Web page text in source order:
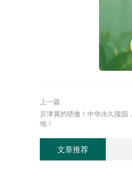
上一篇
京津冀的骄傲！中华永久陵园
地！
文章推荐